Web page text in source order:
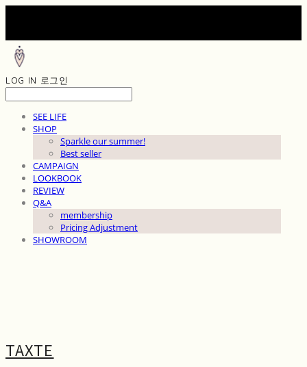
LOG IN 로그인
SEE LIFE
SHOP
Sparkle our summer!
Best seller
CAMPAIGN
LOOKBOOK
REVIEW
Q&A
membership
Pricing Adjustment
SHOWROOM
TAXTE